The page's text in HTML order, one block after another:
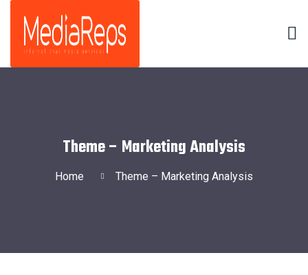
Theme – Marketing Analysis
Home Theme – Marketing Analysis